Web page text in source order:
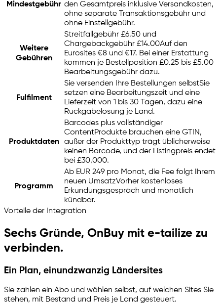
Mindestgebühr den Gesamtpreis inklusive Versandkosten,
ohne separate Transaktionsgebühr und
ohne Einstellgebühr.
Weitere
Gebühren
Streitfallgebühr £6.50 und
Chargebackgebühr £14.00Auf den
Eurosites €8 und €17. Bei einer Erstattung
kommen je Bestellposition £0.25 bis £5.00
Bearbeitungsgebühr dazu.
Fulfilment
Sie versenden Ihre Bestellungen selbstSie
setzen eine Bearbeitungszeit und eine
Lieferzeit von 1 bis 30 Tagen, dazu eine
Rückgabelösung je Land.
Produktdaten
Barcodes plus vollständiger
ContentProdukte brauchen eine GTIN,
außer der Produkttyp trägt üblicherweise
keinen Barcode, und der Listingpreis endet
bei £30,000.
Programm
Ab EUR 249 pro Monat, die Fee folgt Ihrem
neuen UmsatzVorher kostenloses
Erkundungsgespräch und monatlich
kündbar.
Vorteile der Integration
Sechs Gründe, OnBuy mit e-tailize zu
verbinden.
Ein Plan, einundzwanzig Ländersites
Sie zahlen ein Abo und wählen selbst, auf welchen Sites Sie
stehen, mit Bestand und Preis je Land gesteuert.